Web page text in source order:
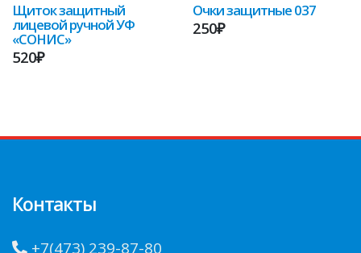
Щиток защитный
лицевой ручной УФ
«СОНИС»
520₽
Очки защитные 037
250₽
Контакты
+7(473) 239-87-80